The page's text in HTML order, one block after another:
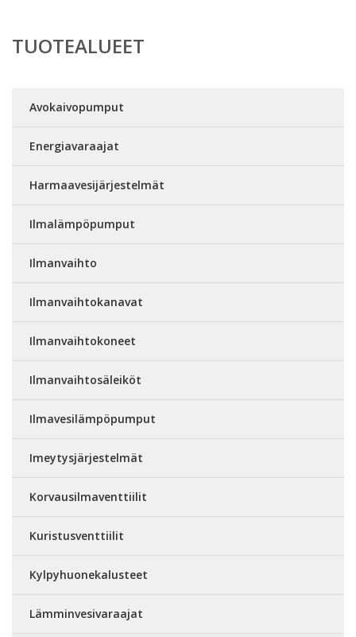
TUOTEALUEET
Avokaivopumput
Energiavaraajat
Harmaavesijärjestelmät
Ilmalämpöpumput
Ilmanvaihto
Ilmanvaihtokanavat
Ilmanvaihtokoneet
Ilmanvaihtosäleiköt
Ilmavesilämpöpumput
Imeytysjärjestelmät
Korvausilmaventtiilit
Kuristusventtiilit
Kylpyhuonekalusteet
Lämminvesivaraajat